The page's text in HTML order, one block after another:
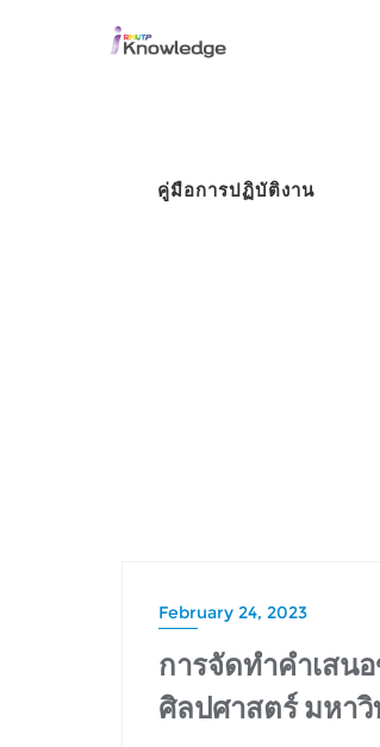
คู่มือการปฏิบัติงาน
February 24, 2023
การจัดทำคำเสน
ศิลปศาสตร์ มหา